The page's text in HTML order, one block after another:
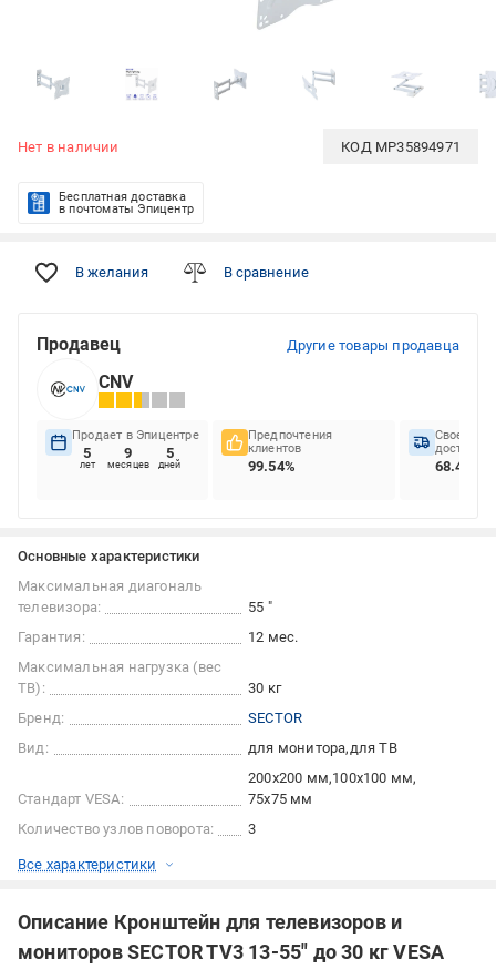
Нет в наличии КОД MP35894971
Бесплатная доставка
в почтоматы Эпицентр
В желания В сравнение
Продавец Другие товары продавца
CNV
Продает в Эпицентре
5
лет
9
месяцев
5
дней
Предпочтения
клиентов
99.54%
доставок
68.46%
Основные характеристики
Максимальная диагональ
телевизора:
55 "
Гарантия:
12 мес.
Максимальная нагрузка (вес
ТВ):
30 кг
Бренд:
SECTOR
Вид:
для монитора для ТВ
Стандарт VESA:
200x200 мм 100x100 мм
75x75 мм
Количество узлов поворота:
3
Все характеристики
Описание Кронштейн для телевизоров и
мониторов SECTOR TV3 13-55" до 30 кг VESA